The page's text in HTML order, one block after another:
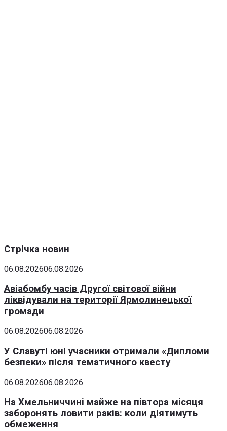
Стрічка новин
06.08.202606.08.2026
Авіабомбу часів Другої світової війни
ліквідували на території Ярмолинецької
громади
06.08.202606.08.2026
У Славуті юні учасники отримали «Дипломи
безпеки» після тематичного квесту
06.08.202606.08.2026
На Хмельниччині майже на півтора місяця
заборонять ловити раків: коли діятимуть
обмеження